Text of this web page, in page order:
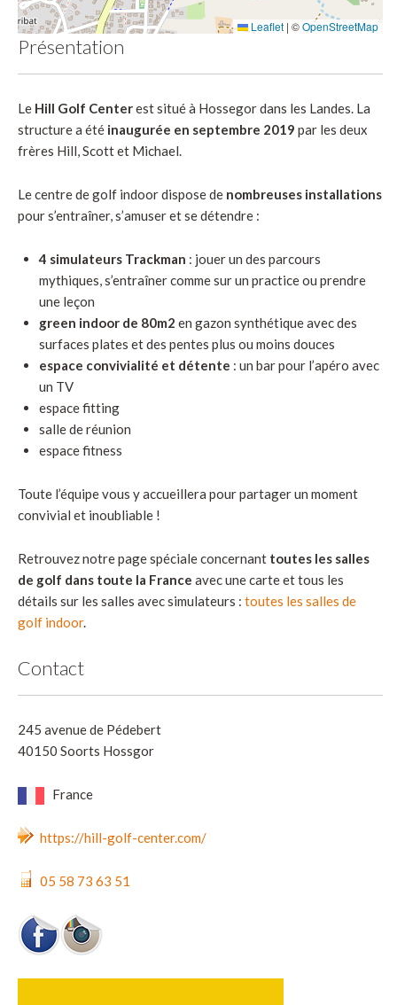
Leaflet | ©OpenStreetMap
Présentation
Le Hill Golf Centerest situé à Hossegor dans les Landes. La
structure a été inaugurée en septembre 2019 par les deux
frères Hill, Scott et Michael.
Le centre de golf indoor dispose de nombreuses installations
pour s’entraîner, s’amuser et se détendre :
4 simulateurs Trackman : jouer un des parcours
mythiques, s’entraîner comme sur un practice ou prendre
une leçon
green indoor de 80m2 en gazon synthétique avec des
surfaces plates et des pentes plus ou moins douces
espace convivialité et détente : un bar pour l’apéro avec
un TV
espace fitting
salle de réunion
espace fitness
Toute l’équipe vous y accueillera pour partager un moment
convivial et inoubliable !
Retrouvez notre page spéciale concernant toutes les salles
de golf dans toute la France avec une carte et tous les
détails sur les salles avec simulateurs : toutes les salles de
golf indoor.
Contact
245 avenue de Pédebert
40150 Soorts Hossgor
France
https://hill-golf-center.com/
05 58 73 63 51